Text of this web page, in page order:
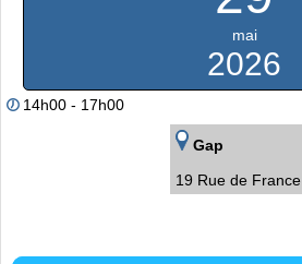
mai
2026
14h00 - 17h00
Gap
19 Rue de France